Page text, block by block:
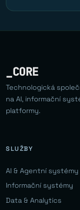
_CORE
Technologická
na AI, informační
platformy.
SLUŽBY
AI & Agentní systémy
Informační systémy
Data & Analytics